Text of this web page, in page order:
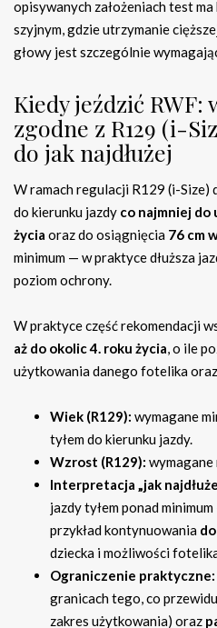
opisywanych założeniach test
szyjnym, gdzie utrzymanie
głowy jest szczególnie
Kiedy jeździć RWF:
zgodne z R129 (i-
do jak najdłużej
W ramach regulacji R129 (i-Size)
do kierunku jazdy co najmniej do
życia oraz do osiągnięcia 76 cm
minimum — w praktyce dłuższa
poziom ochrony.
W praktyce część rekomendacji
aż do okolic 4. roku życia, o ile
użytkowania danego fotelika
Wiek (R129): wymagane
tyłem do kierunku jazdy.
Wzrost (R129): wymagane
Interpretacja „jak
jazdy tyłem ponad
przykład kontynuowania
dziecka i możliwości
Ograniczenie praktyczne:
granicach tego, co
zakres użytkowania) oraz